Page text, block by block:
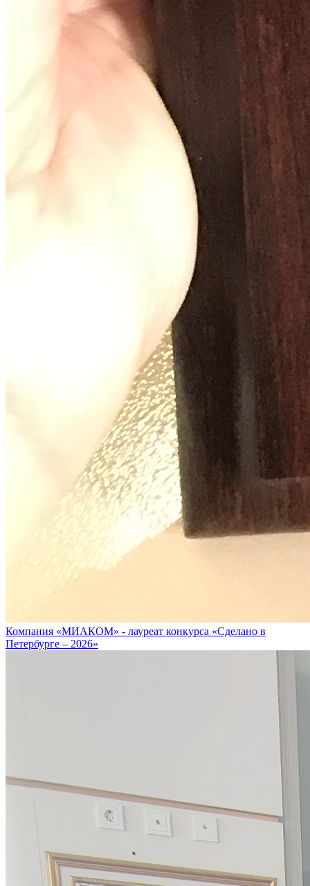
Компания «МИАКОМ» - лауреат конкурса «Сделано в
Петербурге – 2026»